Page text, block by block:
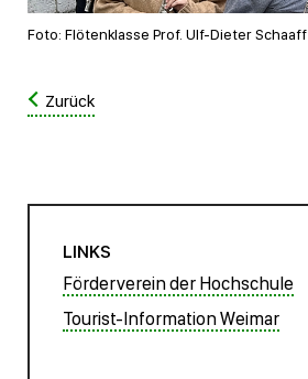
Foto: Flötenklasse Prof. Ulf-Dieter Schaaff
Zurück
LINKS
Förderverein der Hochschule
Tourist-Information Weimar